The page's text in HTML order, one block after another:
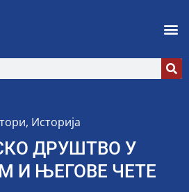
, Историја
ДРУШТВО У
И ЊЕГОВЕ ЧЕТЕ